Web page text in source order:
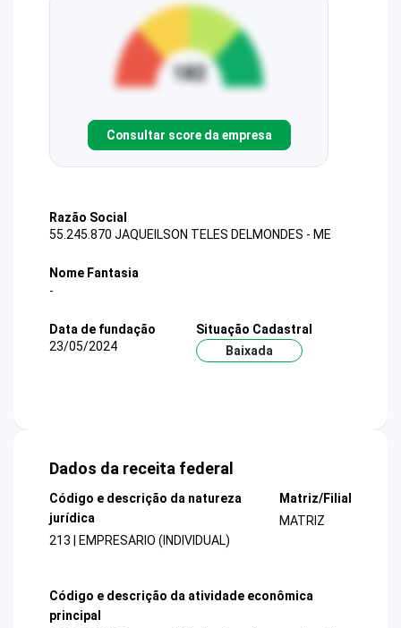
Consultar score da empresa
Razão Social
55.245.870 JAQUEILSON TELES DELMONDES - ME
Nome Fantasia
-
Data de fundação
23/05/2024
Situação Cadastral
Baixada
Dados da receita federal
Código e descrição da natureza
jurídica
213 | EMPRESARIO (INDIVIDUAL)
Matriz/Filial
MATRIZ
Código e descrição da atividade econômica
principal